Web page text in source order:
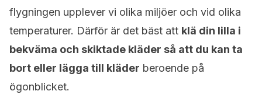
flygningen upplever vi olika miljöer och vid olika
temperaturer. Därför är det bäst att klä din lilla i
bekväma och skiktade kläder så att du kan ta
bort eller lägga till kläder beroende på
ögonblicket.